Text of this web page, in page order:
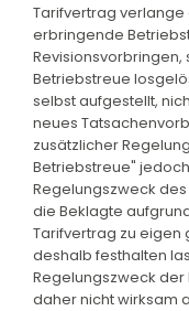
Tarifvertrag verlange
erbringende
Betriebstreue
selbst aufgestellt,
neues
zusätzlicher
Betriebstreue"
Regelungszweck
die Beklagte
Tarifvertrag zu eigen
deshalb festhalten
Regelungszweck
daher nicht wirksam